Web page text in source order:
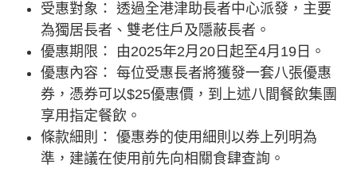
受惠對象： 透過全港津助長者中心派發，主要
為獨居長者、雙老住戶及隱蔽長者。
優惠期限： 由2025年2月20日起至4月19日。
優惠內容： 每位受惠長者將獲發一套八張優惠
券，憑券可以$25優惠價，到上述八間餐飲集團
享用指定餐飲。
條款細則： 優惠券的使用細則以券上列明為
準，建議在使用前先向相關食肆查詢。